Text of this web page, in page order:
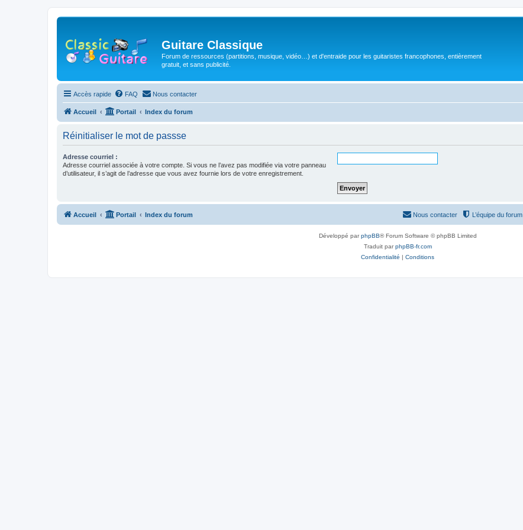
Guitare Classique
Forum de ressources (partitions, musique, vidéo…) et d'entraide pour les guitaristes francophones, entièrement
gratuit, et sans publicité.
Accès rapide FAQ Nous contacter
Accueil Portail Index du forum
Réinitialiser le mot de passse
Adresse courriel :
Adresse courriel associée à votre compte. Si vous ne l’avez pas modifiée via votre panneau
d’utilisateur, il s’agit de l’adresse que vous avez fournie lors de votre enregistrement.
Accueil Portail Index du forum L’équipe du forum
Nous contacter
Développé parphpBB® Forum Software © phpBB Limited
Traduit parphpBB-fr.com
Confidentialité | Conditions